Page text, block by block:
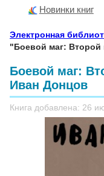
Новинки книг
Электронная
"Боевой маг: Второй
Боевой маг:
Иван Донцов
Книга добавлена: 26